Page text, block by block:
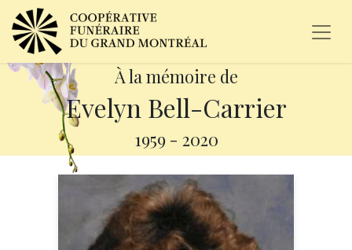
À la mémoire de
Evelyn Bell-Carrier
1959 - 2020